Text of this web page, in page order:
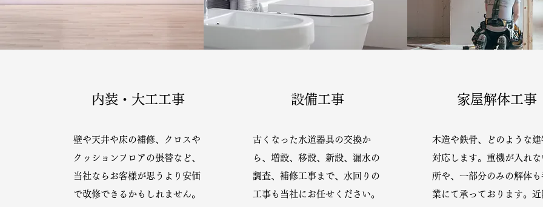
内装・大工工事
壁や天井や床の補修、クロスや
クッションフロアの張替など、
当社ならお客様が思うより安価
で改修できるかもしれません。
設備工事
古くなった水道器具の交換か
ら、増設、移設、新設、漏水の
調査、補修工事まで、水回りの
工事も当社にお任せください。
家屋解体工事
木造や鉄骨、どのような建
対応します。重機が入れな
所や、一部分のみの解体も
業にて承っております。近